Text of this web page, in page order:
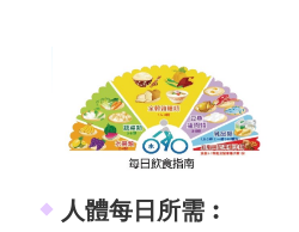
人體每日所需︰